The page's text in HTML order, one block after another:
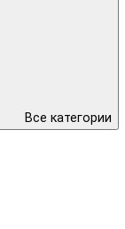
Все категории